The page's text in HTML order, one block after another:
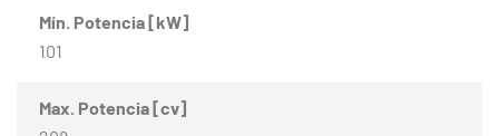
Mín. Potencia [kW]
101
Max. Potencia [cv]